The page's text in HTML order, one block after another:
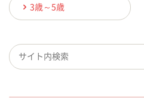
3歳～5歳
検索キーワード入力